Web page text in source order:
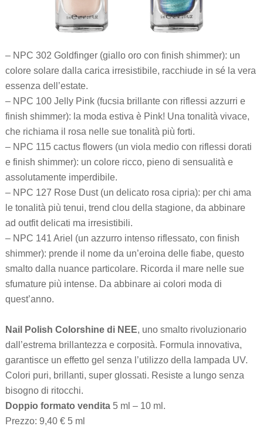
– NPC 302 Goldfinger (giallo oro con finish shimmer): un
colore solare dalla carica irresistibile, racchiude in sé la vera
essenza dell’estate.
– NPC 100 Jelly Pink (fucsia brillante con riflessi azzurri e
finish shimmer): la moda estiva è Pink! Una tonalità vivace,
che richiama il rosa nelle sue tonalità più forti.
– NPC 115 cactus flowers (un viola medio con riflessi dorati
e finish shimmer): un colore ricco, pieno di sensualità e
assolutamente imperdibile.
– NPC 127 Rose Dust (un delicato rosa cipria): per chi ama
le tonalità più tenui, trend clou della stagione, da abbinare
ad outfit delicati ma irresistibili.
– NPC 141 Ariel (un azzurro intenso riflessato, con finish
shimmer): prende il nome da un’eroina delle fiabe, questo
smalto dalla nuance particolare. Ricorda il mare nelle sue
sfumature più intense. Da abbinare ai colori moda di
quest’anno.
Nail Polish Colorshine di NEE, uno smalto rivoluzionario
dall’estrema brillantezza e corposità. Formula innovativa,
garantisce un effetto gel senza l’utilizzo della lampada UV.
Colori puri, brillanti, super glossati. Resiste a lungo senza
bisogno di ritocchi.
Doppio formato vendita5 ml – 10 ml.
Prezzo: 9,40 € 5 ml